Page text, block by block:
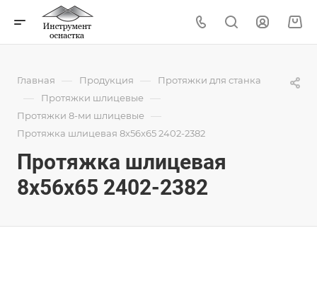
Главная — Продукция — Протяжки для станка
— Протяжки шлицевые —
Протяжки 8-ми шлицевые —
Протяжка шлицевая 8x56x65 2402-2382
Протяжка шлицевая
8x56x65 2402-2382